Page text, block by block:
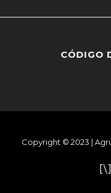
CÓDIGO
Copyright © 2023 |